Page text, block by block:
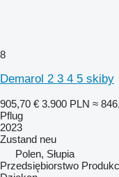
8
Demarol 2 3 4 5 skiby
905,70 € 3.900 PLN ≈
Pflug
2023
Zustand neu
Polen, Słupia
Przedsiębiorstwo